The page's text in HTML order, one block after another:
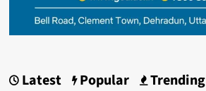
Latest Popular Trending